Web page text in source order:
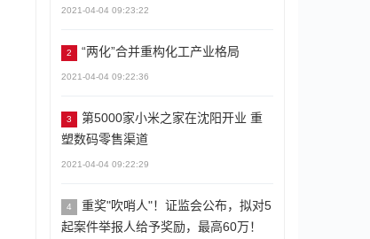
2021-04-04 09:23:22
2 “两化”合并重构化工产业格局
2021-04-04 09:22:36
3
第5000家小米之家在沈阳开业 重
塑数码零售渠道
2021-04-04 09:22:29
4
重奖"吹哨人"！证监会公布，拟对5
起案件举报人给予奖励，最高60万！